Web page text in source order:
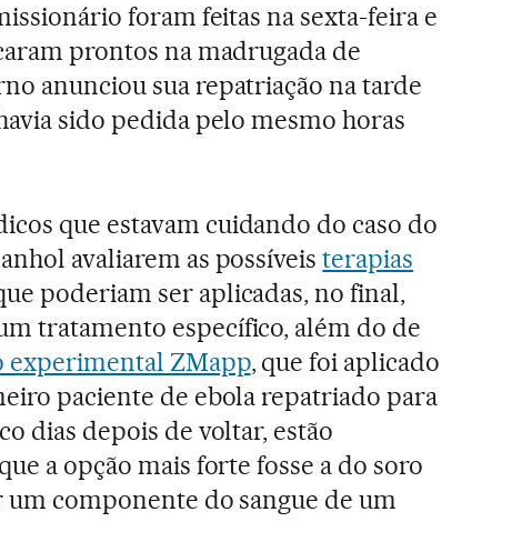
foram feitas na sexta-feira e
prontos na madrugada de
anunciou sua repatriação na tarde
sido pedida pelo mesmo horas
que estavam cuidando do caso do
avaliarem as possíveisterapias
poderiam ser aplicadas, no final,
tratamento específico, além do de
experimental ZMapp, que foi aplicado
paciente de ebola repatriado para
dias depois de voltar, estão
a opção mais forte fosse a do soro
componente do sangue de um